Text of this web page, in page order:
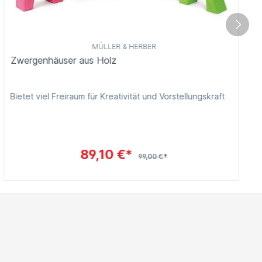
MÜLLER & HERBER
Zwergenhäuser aus Holz
Bietet viel Freiraum für Kreativität und Vorstellungskraft
89,10 €* 99,00 €*